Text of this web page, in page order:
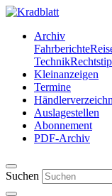
Archiv
Fahrberichte
Technik
Kleinanzeigen
Termine
Auslagestellen
Abonnement
PDF-Archiv
Suchen